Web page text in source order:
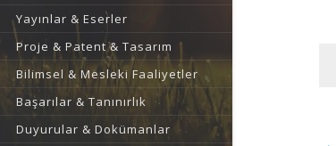
Yayınlar & Eserler
Proje & Patent & Tasarım
Bilimsel & Mesleki Faaliyetler
Başarılar & Tanınırlık
Duyurular & Dokümanlar